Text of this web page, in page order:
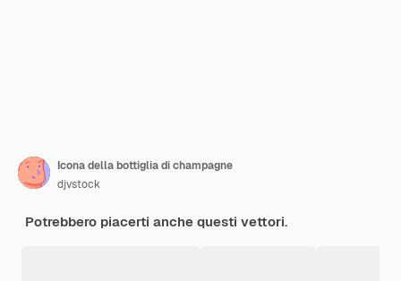
Icona della bottiglia di champagne
djvstock
Potrebbero piacerti anche questi vettori.